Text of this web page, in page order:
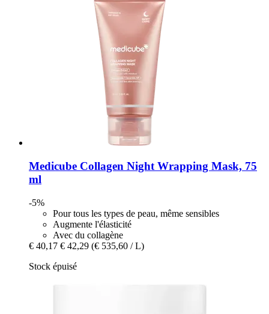
Medicube Collagen Night Wrapping Mask, 75
ml
-5%
Pour tous les types de peau, même sensibles
Augmente l'élasticité
Avec du collagène
€ 40,17 € 42,29 (€ 535,60 / L)
Stock épuisé